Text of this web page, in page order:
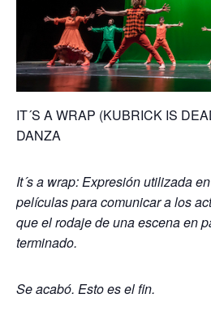
IT´S A WRAP (KUBRICK IS
DANZA
It´s a wrap: Expresión utilizada
películas para comunicar a los
que el rodaje de una escena en
terminado.
Se acabó. Esto es el fin.